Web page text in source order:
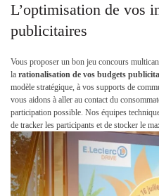
L’optimisation de vos
publicitaires
Vous proposer un bon jeu concours
la rationalisation de vos budgets
modèle stratégique, à vos supports de
vous aidons à aller au contact du
participation possible. Nos équipes
de tracker les participants et de stocker le